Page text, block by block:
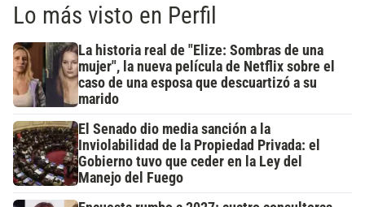
Lo más visto en Perfil
La historia real de "Elize: Sombras de una
mujer", la nueva película de Netflix sobre el
caso de una esposa que descuartizó a su
marido
El Senado dio media sanción a la
Inviolabilidad de la Propiedad Privada: el
Gobierno tuvo que ceder en la Ley del
Manejo del Fuego